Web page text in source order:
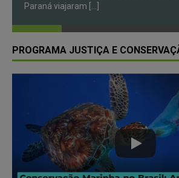
Paraná viajaram
PROGRAMA JUSTIÇA E